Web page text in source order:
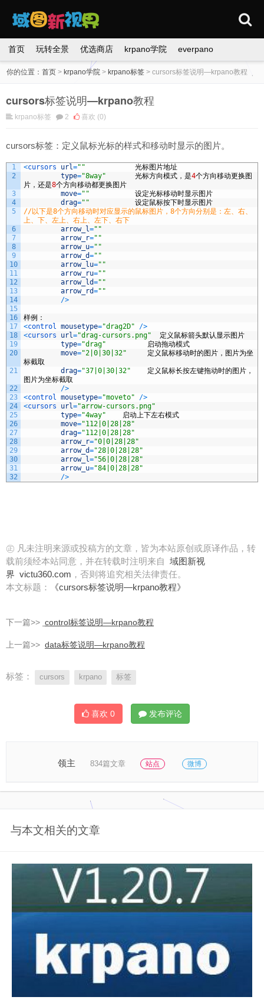
首页 玩转全景 优选商店 krpano学院 everpano
你的位置：首页 > krpano学院 > krpano标签 > cursors标签说明—krpano教程
cursors标签说明—krpano教程
krpano标签 2 喜欢 (0)
cursors标签：定义鼠标光标的样式和移动时显示的图片。
1
2
3
4
5
6
7
8
9
10
11
12
13
14
15
16
17
18
19
20
21
22
23
24
25
26
27
28
29
30
31
32
<cursors url=""
光标图片地址
type="8way" 光标方向模式，是4个方向移动更换图
片，还是8个方向移动都更换图片
move=""
设定光标移动时显示图片
drag=""
设定鼠标按下时显示图片
//以下是8个方向移动时对应显示的鼠标图片，8个方向分别是：左、右、
上、下、左上、右上、左下、右下
arrow_l=""
arrow_r=""
arrow_u=""
arrow_d=""
arrow_lu=""
arrow_ru=""
arrow_ld=""
arrow_rd=""
/>
样例：
<control mousetype="drag2D" />
<cursors url="drag-cursors.png"
定义鼠标箭头默认显示图片
type="drag"
启动拖动模式
move="2|0|30|32"
定义鼠标移动时的图片，图片为坐
标截取
drag="37|0|30|32"
定义鼠标长按左键拖动时的图片，
图片为坐标截取
/>
<control mousetype="moveto" />
<cursors url="arrow-cursors.png"
type="4way"
启动上下左右模式
move="112|0|28|28"
drag="112|0|28|28"
arrow_r="0|0|28|28"
arrow_d="28|0|28|28"
arrow_l="56|0|28|28"
arrow_u="84|0|28|28"
/>
㊣ 凡未注明来源或投稿方的文章，皆为本站原创或原译作品，转
载前须经本站同意，并在转载时注明来自 域图新视
界 victu360.com ，否则将追究相关法律责任。
本文标题：
《cursors标签说明—krpano教程》
下一篇>> control标签说明—krpano教程
上一篇>> data标签说明—krpano教程
标签： cursors krpano 标签
喜欢 0 发布评论
领主 834篇文章 站点 微博
与本文相关的文章